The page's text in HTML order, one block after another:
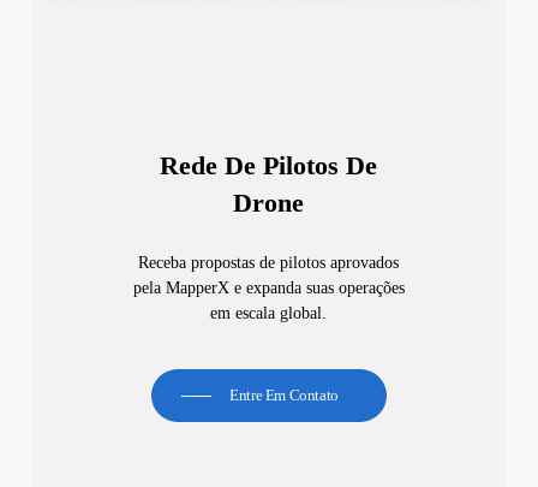
Rede De Pilotos De
Drone
Receba propostas de pilotos aprovados
pela MapperX e expanda suas operações
em escala global.
Entre Em Contato